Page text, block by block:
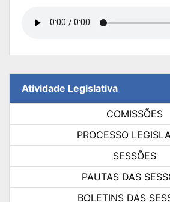
Atividade Legislativa
COMISSÕES
PROCESSO
SESSÕES
PAUTAS DAS
BOLETINS DAS